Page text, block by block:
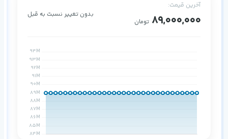
آخرین قیمت:
89,000,000 تومان
بدون تغییر نسبت به قبل